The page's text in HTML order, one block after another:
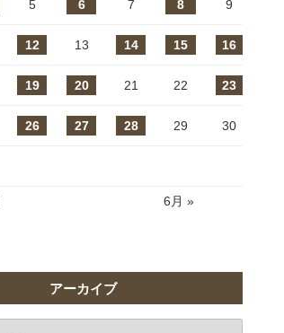
5 6 7 8 9
12 13 14 15 16
19 20 21 22 23
26 27 28 29 30
6月 »
アーカイブ